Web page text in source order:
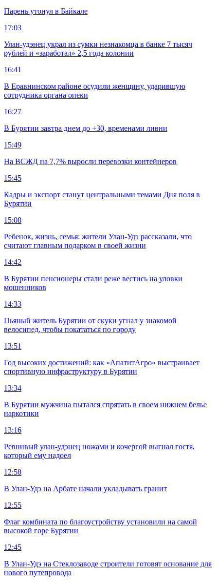
Парень утонул в Байкале
17:03
Улан-удэнец украл из сумки незнакомца в банке 7 тысяч
рублей и «заработал» 2,5 года колонии
16:41
В Еравнинском районе осудили женщину, ударившую
сотрудника органа опеки
16:27
В Бурятии завтра днем до +30, временами ливни
15:49
На ВСЖД на 7,7% выросли перевозки контейнеров
15:45
Кадры и экспорт станут центральными темами Дня поля в
Бурятии
15:08
Ребенок, жизнь, семья: жители Улан-Удэ рассказали, что
считают главным подарком в своей жизни
14:42
В Бурятии пенсионеры стали реже вестись на уловки
мошенников
14:33
Пьяный житель Бурятии от скуки угнал у знакомой
велосипед, чтобы покататься по городу
13:51
Год высоких достижений: как «АпатитАгро» выстраивает
спортивную инфраструктуру в Бурятии
13:34
В Бурятии мужчина пытался спрятать в своем нижнем белье
наркотики
13:16
Ревнивый улан-удэнец ножами и кочергой выгнал гостя,
который ему надоел
12:58
В Улан-Удэ на Арбате начали укладывать гранит
12:55
Флаг комбината по благоустройству установили на самой
высокой горе Бурятии
12:45
В Улан-Удэ на Стеклозаводе строители готовят основание для
нового путепровода